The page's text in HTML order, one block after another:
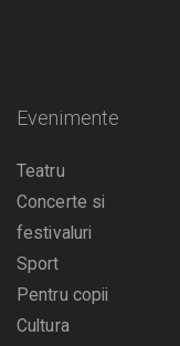
Evenimente
Teatru
Concerte si
festivaluri
Sport
Pentru copii
Cultura